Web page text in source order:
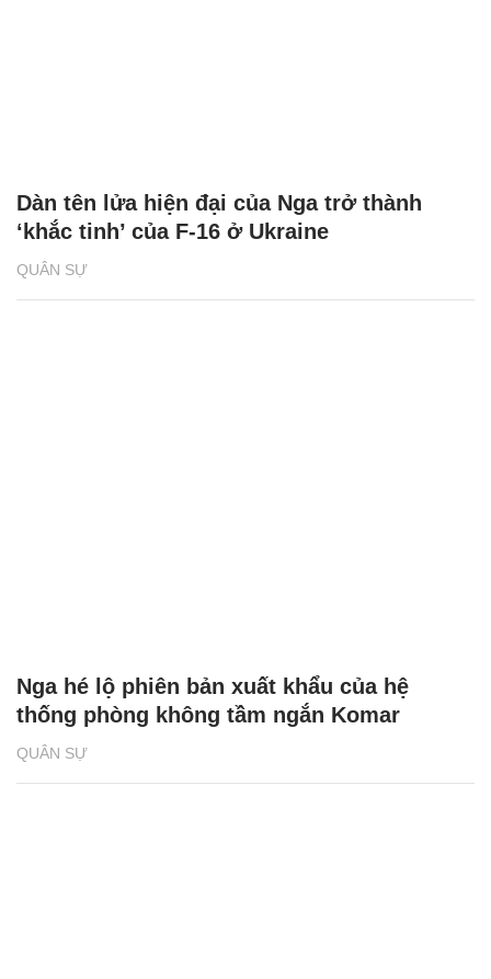
QUÂN SỰ
Dàn tên lửa hiện đại của Nga trở thành
‘khắc tinh’ của F-16 ở Ukraine
QUÂN SỰ
Nga hé lộ phiên bản xuất khẩu của hệ
thống phòng không tầm ngắn Komar